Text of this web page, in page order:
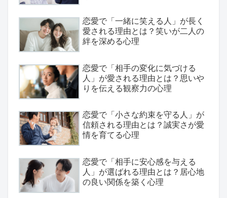
恋愛で「一緒に笑える人」が長く
愛される理由とは？笑いが二人の
絆を深める心理
恋愛で「相手の変化に気づける
人」が愛される理由とは？思いや
りを伝える観察力の心理
恋愛で「小さな約束を守る人」が
信頼される理由とは？誠実さが愛
情を育てる心理
恋愛で「相手に安心感を与える
人」が選ばれる理由とは？居心地
の良い関係を築く心理